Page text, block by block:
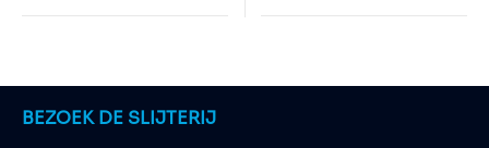
BEZOEK DE SLIJTERIJ